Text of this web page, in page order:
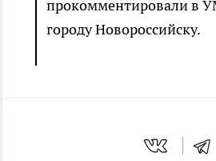
прокомментировали в
городу Новороссийску.